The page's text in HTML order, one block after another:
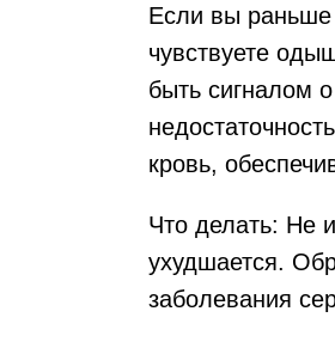
Если вы раньше
чувствуете
быть сигналом
кровь,
Что делать: Не
ухудшается.
заболевания